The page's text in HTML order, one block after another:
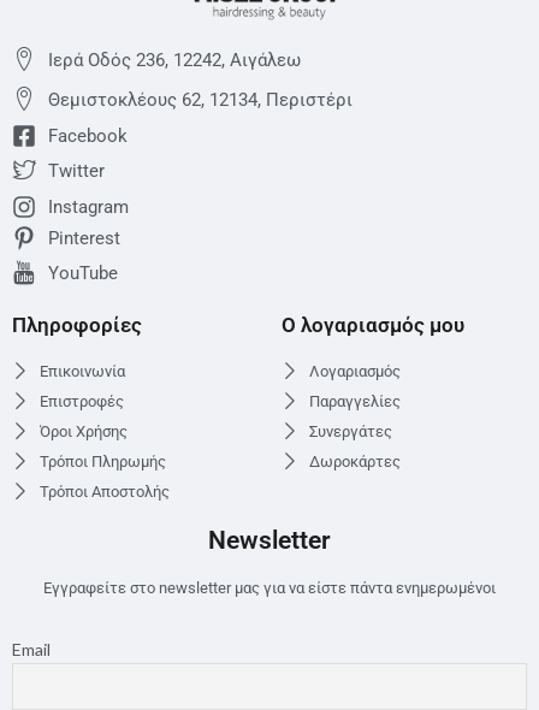
Ιερά Οδός 236, 12242, Αιγάλεω
Θεμιστoκλέους 62, 12134, Περιστέρι
Facebook
Twitter
Instagram
Pinterest
YouTube
Πληροφορίες
Επικοινωνία
Επιστροφές
Όροι Χρήσης
Τρόποι Πληρωμής
Τρόποι Αποστολής
Ο λογαριασμός μου
Λογαριασμός
Παραγγελίες
Συνεργάτες
Δωροκάρτες
Newsletter
Εγγραφείτε στο newsletter μας για να είστε πάντα ενημερωμένοι
Email